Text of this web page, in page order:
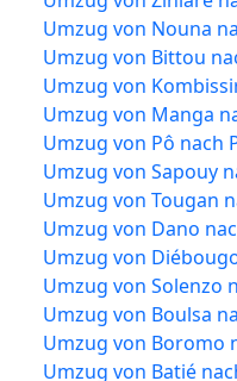
Umzug von Nouna
Umzug von Bittou
Umzug von
Umzug von Manga
Umzug von Pô nach
Umzug von Sapouy
Umzug von Tougan
Umzug von Dano
Umzug von
Umzug von Solenzo
Umzug von Boulsa
Umzug von Boromo
Umzug von Batié